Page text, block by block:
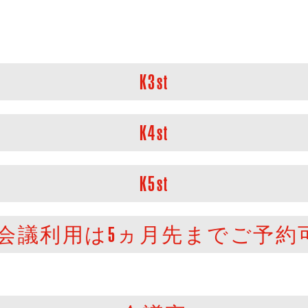
K3st
K4st
K5st
会議利用は5ヵ月先までご予約